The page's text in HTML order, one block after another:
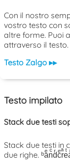
Con il nostro
vostro testo con
altre forme. Puoi
attraverso il testo.
Testo Zalgo ▸▸
Testo impilato
Stack due testi
Stack due testi in
due righe.